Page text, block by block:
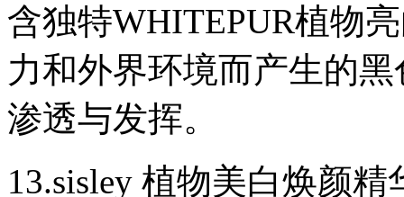
含独特WHITEPUR植物
力和外界环境而产生的
渗透与发挥。
13.sisley 植物美白焕颜